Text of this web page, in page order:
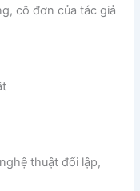
cô đơn của tác giả
thuật đối lập,